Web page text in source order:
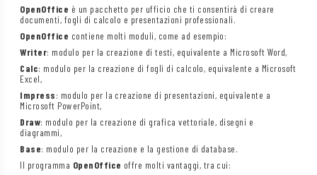
OpenOffice è un pacchetto per ufficio che ti consentirà di creare
documenti, fogli di calcolo e presentazioni professionali.
OpenOffice contiene molti moduli, come ad esempio:
Writer: modulo per la creazione di testi, equivalente a Microsoft Word,
Calc: modulo per la creazione di fogli di calcolo, equivalente a Microsoft
Excel,
Impress: modulo per la creazione di presentazioni, equivalente a
Microsoft PowerPoint,
Draw: modulo per la creazione di grafica vettoriale, disegni e
diagrammi,
Base: modulo per la creazione e la gestione di database.
Il programma OpenOffice offre molti vantaggi, tra cui: